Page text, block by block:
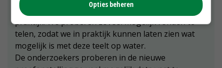
versterkt de samenwerking tussen theorie en
praktijk. We proberen zoveel mogelijk ronden te
telen, zodat we in praktijk kunnen laten zien wat
mogelijk is met deze teelt op water.
De onderzoekers proberen in de nieuwe
Opties beheren